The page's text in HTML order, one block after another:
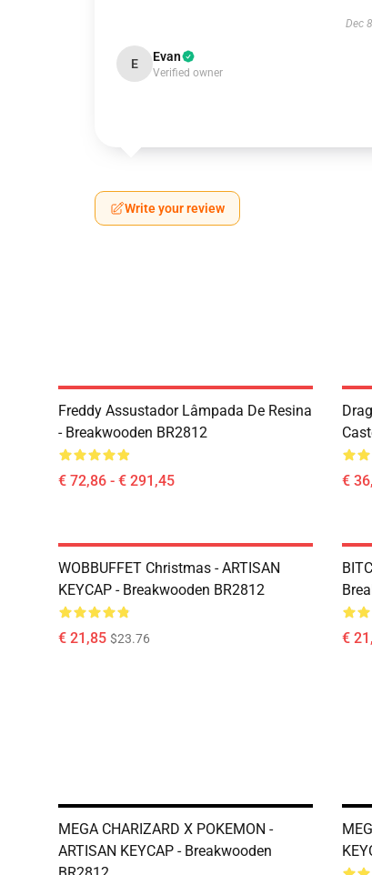
Dec
E Evan
Verified owner
Write your review
Freddy Assustador Lâmpada De Resina
- Breakwooden BR2812
€ 72,86 - € 291,45 €
WOBBUFFET Christmas - ARTISAN
KEYCAP - Breakwooden BR2812
€ 21,85 $23.76 €
MEGA CHARIZARD X POKEMON -
ARTISAN KEYCAP - Breakwooden